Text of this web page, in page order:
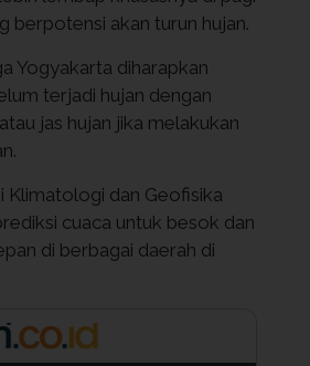
berpotensi akan turun hujan.
Yogyakarta diharapkan
terjadi hujan dengan
jas hujan jika melakukan
dan Geofisika
cuaca untuk besok dan
di berbagai daerah di